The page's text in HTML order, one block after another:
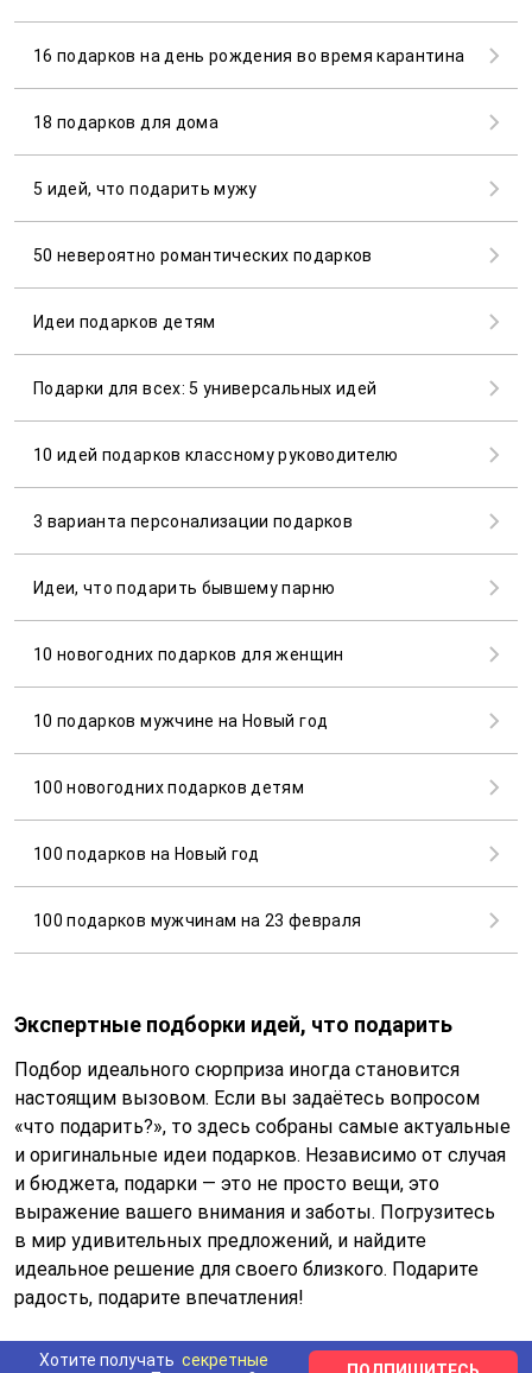
16 подарков на день рождения во время карантина
18 подарков для дома
5 идей, что подарить мужу
50 невероятно романтических подарков
Идеи подарков детям
Подарки для всех: 5 универсальных идей
10 идей подарков классному руководителю
3 варианта персонализации подарков
Идеи, что подарить бывшему парню
10 новогодних подарков для женщин
10 подарков мужчине на Новый год
100 новогодних подарков детям
100 подарков на Новый год
100 подарков мужчинам на 23 февраля
Экспертные подборки идей, что подарить
Подбор идеального сюрприза иногда становится
настоящим вызовом. Если вы задаётесь вопросом
«что подарить?», то здесь собраны самые актуальные
и оригинальные идеи подарков. Независимо от случая
и бюджета, подарки — это не просто вещи, это
выражение вашего внимания и заботы. Погрузитесь
в мир удивительных предложений, и найдите
идеальное решение для своего близкого. Подарите
радость, подарите впечатления!
Хотите получать секретные